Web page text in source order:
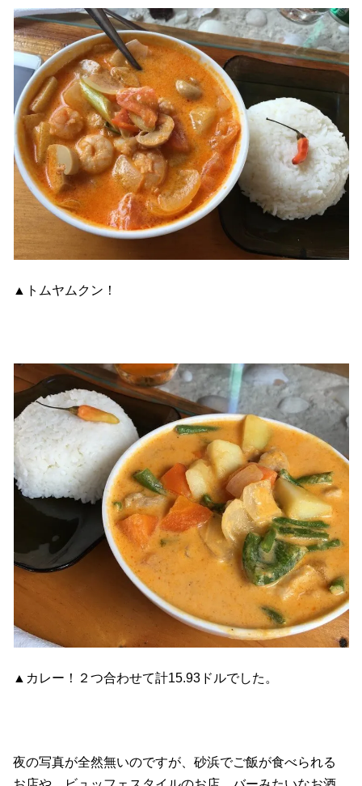
▲トムヤムクン！
▲カレー！２つ合わせて計15.93ドルでした。
夜の写真が全然無いのですが、砂浜でご飯が食べられる